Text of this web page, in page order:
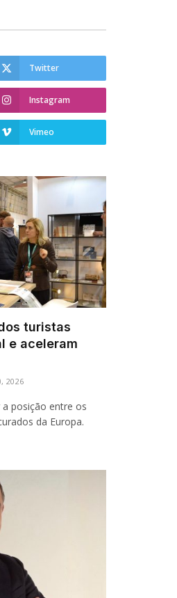
Twitter
Instagram
Vimeo
turistas
e aceleram
2026
posição entre os
da Europa.